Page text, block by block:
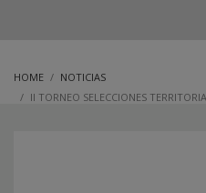
HOME
NOTICIAS
II TORNEO SELECCIONES